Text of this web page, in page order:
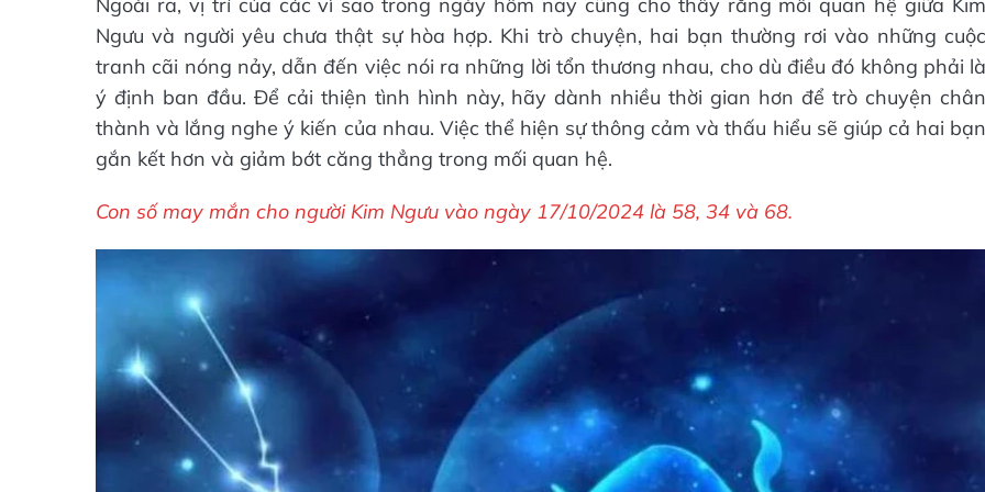
Ngưu và người yêu chưa thật sự hòa hợp. Khi trò chuyện, hai bạn thường rơi vào những cuộc
tranh cãi nóng nảy, dẫn đến việc nói ra những lời tổn thương nhau, cho dù điều đó không phải là
ý định ban đầu. Để cải thiện tình hình này, hãy dành nhiều thời gian hơn để trò chuyện chân
thành và lắng nghe ý kiến của nhau. Việc thể hiện sự thông cảm và thấu hiểu sẽ giúp cả hai bạn
gắn kết hơn và giảm bớt căng thẳng trong mối quan hệ.
Con số may mắn cho người Kim Ngưu vào ngày 17/10/2024 là 58, 34 và 68.